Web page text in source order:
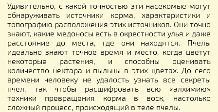
Удивительно, с какой точностью эти насекомые могут
обнаруживать источники корма, характеристики и
топографию расположения этих источников. Они точно
знают, какие медоносы есть в окрестности улья и даже
расстояние до места, где они находятся. Пчелы
идеально знают точное время и место, когда цветут
некоторые растения, и способны оценивать
количество нектара и пыльцы в этих цветах. До сего
времени человеку не удалость узнать все секреты
пчел, так чтобы расшифровать всю «алхимию»
техники превращения корма в воск, настолько
сложный процесс, происходящий в теле пчелы.